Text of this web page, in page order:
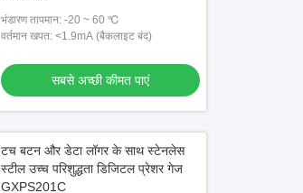
भंडारण तापमान: -20 ~ 60 ℃
वर्तमान खपत: <1.9mA (बैकलाइट बंद)
सबसे अच्छी कीमत पाएं
टच बटन और डेटा लॉगर के साथ स्टेनलेस
स्टील उच्च परिशुद्धता डिजिटल प्रेशर गेज
GXPS201C